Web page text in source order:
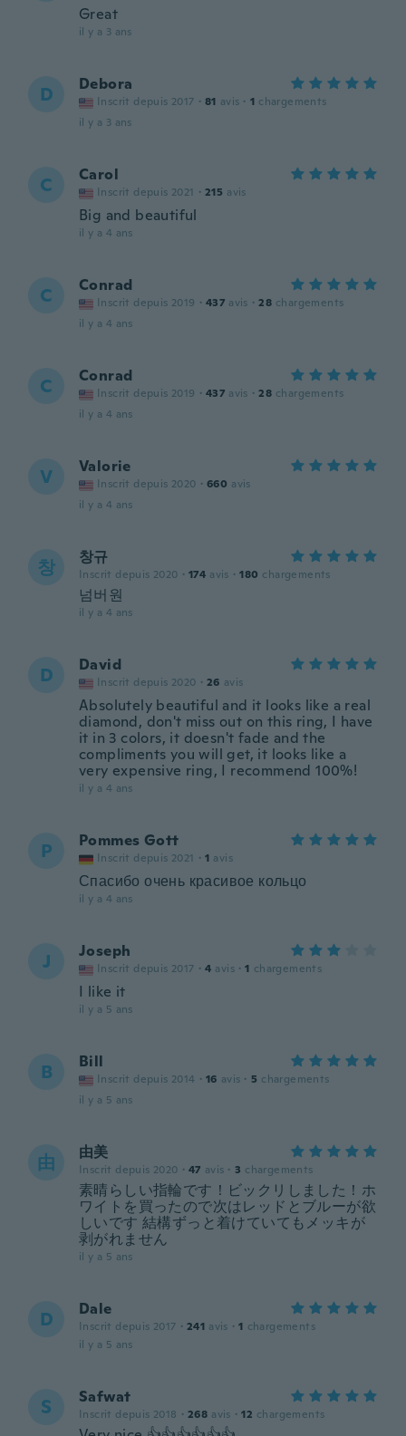
Great
il y a 3 ans
D Debora
Inscrit depuis 2017 · 81 avis · 1 chargements
il y a 3 ans
C Carol
Inscrit depuis 2021 · 215 avis
Big and beautiful
il y a 4 ans
C Conrad
Inscrit depuis 2019 · 437 avis · 28 chargements
il y a 4 ans
C Conrad
Inscrit depuis 2019 · 437 avis · 28 chargements
il y a 4 ans
V Valorie
Inscrit depuis 2020 · 660 avis
il y a 4 ans
창 창규
Inscrit depuis 2020 · 174 avis · 180 chargements
넘버원
il y a 4 ans
D David
Inscrit depuis 2020 · 26 avis
Absolutely beautiful and it looks like a real
diamond, don't miss out on this ring, I have
it in 3 colors, it doesn't fade and the
compliments you will get, it looks like a
very expensive ring, I recommend 100%!
il y a 4 ans
P Pommes Gott
Inscrit depuis 2021 · 1 avis
Спасибо очень красивое кольцо
il y a 4 ans
J Joseph
Inscrit depuis 2017 · 4 avis · 1 chargements
I like it
il y a 5 ans
B Bill
Inscrit depuis 2014 · 16 avis · 5 chargements
il y a 5 ans
由 由美
Inscrit depuis 2020 · 47 avis · 3 chargements
素晴らしい指輪です！ビックリしました！ホ
ワイトを買ったので次はレッドとブルーが欲
しいです 結構ずっと着けていてもメッキが
剥がれません
il y a 5 ans
D Dale
Inscrit depuis 2017 · 241 avis · 1 chargements
il y a 5 ans
S Safwat
Inscrit depuis 2018 · 268 avis · 12 chargements